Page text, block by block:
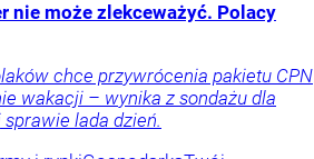
nie może zlekceważyć. Polacy
chce przywrócenia pakietu CPN
wakacji – wynika z sondażu dla
sprawie lada dzień.